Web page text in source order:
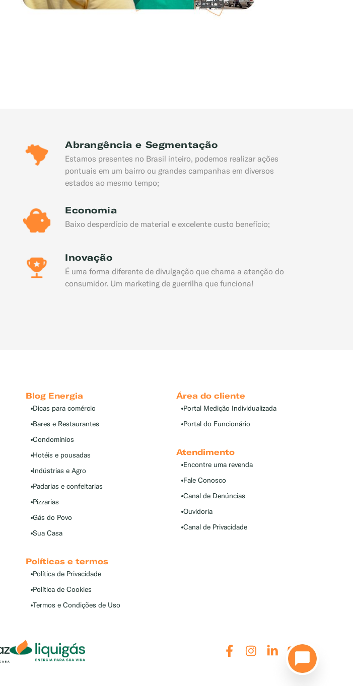
Abrangência e Segmentação
Estamos presentes no Brasil inteiro, podemos realizar ações
pontuais em um bairro ou grandes campanhas em diversos
estados ao mesmo tempo;
Economia
Baixo desperdício de material e excelente custo benefício;
Inovação
É uma forma diferente de divulgação que chama a atenção do
consumidor. Um marketing de guerrilha que funciona!
Blog Energia
Dicas para comércio
Bares e Restaurantes
Condomínios
Hotéis e pousadas
Indústrias e Agro
Padarias e confeitarias
Pizzarias
Gás do Povo
Sua Casa
Políticas e termos
Política de Privacidade
Política de Cookies
Termos e Condições de Uso
Área do cliente
Portal Medição Individualizada
Portal do Funcionário
Atendimento
Encontre uma revenda
Fale Conosco
Canal de Denúncias
Ouvidoria
Canal de Privacidade